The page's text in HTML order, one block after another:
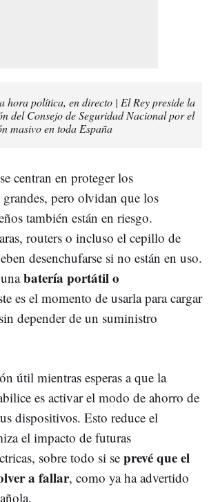
hora política, en directo | El Rey preside la
del Consejo de Seguridad Nacional por el
masivo en toda España
centran en proteger los
pero olvidan que los
también están en riesgo.
routers o incluso el cepillo de
desenchufarse si no están en uso.
batería portátil o
es el momento de usarla para cargar
depender de un suministro
útil mientras esperas a que la
es activar el modo de ahorro de
dispositivos. Esto reduce el
el impacto de futuras
sobre todo si se prevé que el
a fallar, como ya ha advertido